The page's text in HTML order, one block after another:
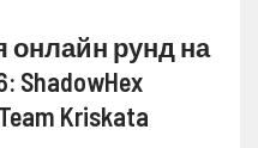
онлайн рунд на
ShadowHex
Kriskata